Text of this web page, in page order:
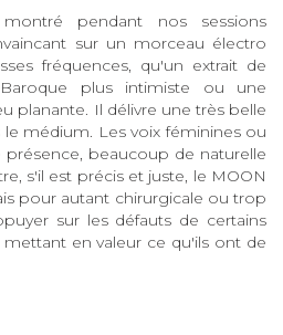
pendant nos sessions
sur un morceau électro
fréquences, qu'un extrait de
plus intimiste ou une
planante. Il délivre une très belle
médium. Les voix féminines ou
beaucoup de naturelle
s'il est précis et juste, le MOON
pour autant chirurgicale ou trop
sur les défauts de certains
en valeur ce qu'ils ont de